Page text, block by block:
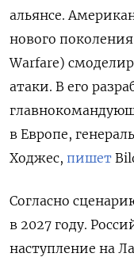
альянсе.
нового
Warfare)
атаки. В его
в Европе,
Ходжес, пишет
Согласно
в 2027 году.
наступление на